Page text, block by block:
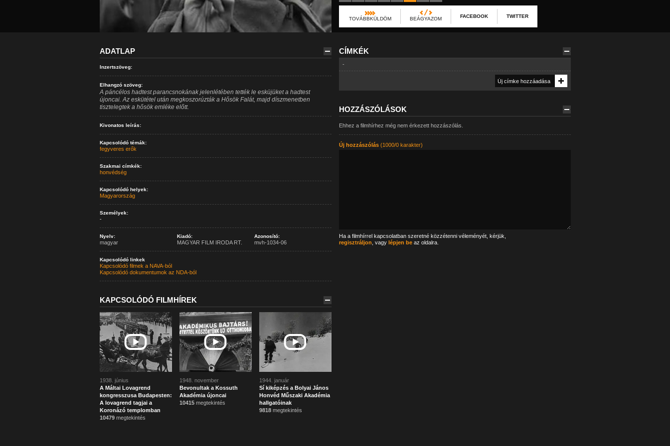
TOVÁBBKÜLDÖM BEÁGYAZOM FACEBOOK TWITTER
ADATLAP
Inzertszöveg:
Elhangzó szöveg:
A páncélos hadtest parancsnokának jelenlétében tették le esküjüket a hadtest
újoncai. Az eskütétel után megkoszorúzták a Hősök Falát, majd díszmenetben
tisztelegtek a hősök emléke előtt.
Kivonatos leírás:
Kapcsolódó témák:
fegyveres erők
Szakmai címkék:
honvédség
Kapcsolódó helyek:
Magyarország
Személyek:
-
Nyelv:
magyar
Kiadó:
MAGYAR FILM IRODA RT.
Azonosító:
mvh-1034-06
Kapcsolódó linkek
Kapcsolódó filmek a NAVA-ból
Kapcsolódó dokumentumok az NDA-ból
KAPCSOLÓDÓ FILMHÍREK
1938. június
A Máltai Lovagrend
kongresszusa Budapesten:
A lovagrend tagjai a
Koronázó templomban
10479megtekintés
1948. november
Bevonultak a Kossuth
Akadémia újoncai
10415megtekintés
1944. január
Sí kiképzés a Bolyai János
Honvéd Műszaki Akadémia
hallgatóinak
9818megtekintés
CÍMKÉK
-
HOZZÁSZÓLÁSOK
Ehhez a filmhírhez még nem érkezett hozzászólás.
Új hozzászólás(1000/0 karakter)
Ha a filmhírrel kapcsolatban szeretné közzétenni véleményét, kérjük,
regisztráljon , vagy lépjen beaz oldalra.